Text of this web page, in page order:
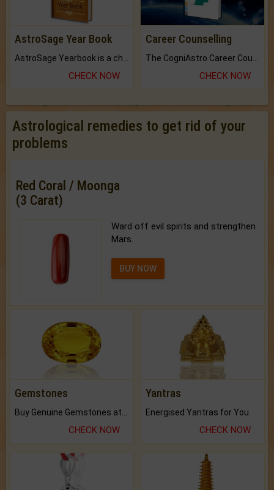
AstroSage Year Book
CHECK NOW
Career Counselling
CHECK NOW
Astrological remedies to get rid of your
problems
Red Coral / Moonga
(3 Carat)
Ward off evil spirits and strengthen
Mars.
BUY NOW
Gemstones
CHECK NOW
Yantras
Energised Yantras for You.
CHECK NOW